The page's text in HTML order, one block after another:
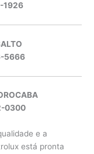
1926
5666
0300
e a
está pronta